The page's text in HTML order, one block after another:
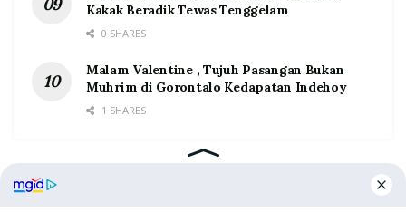
Kakak Beradik Tewas Tenggelam
0 SHARES
Malam Valentine , Tujuh Pasangan Bukan
Muhrim di Gorontalo Kedapatan Indehoy
1 SHARES